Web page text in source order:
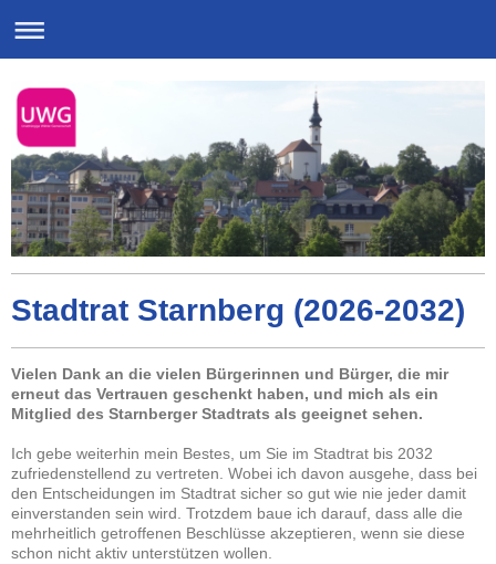
Stadtrat Starnberg (2026-2032)
Vielen Dank an die vielen Bürgerinnen und Bürger, die mir
erneut das Vertrauen geschenkt haben, und mich als ein
Mitglied des Starnberger Stadtrats als geeignet sehen.
Ich gebe weiterhin mein Bestes, um Sie im Stadtrat bis 2032
zufriedenstellend zu vertreten. Wobei ich davon ausgehe, dass bei
den Entscheidungen im Stadtrat sicher so gut wie nie jeder damit
einverstanden sein wird. Trotzdem baue ich darauf, dass alle die
mehrheitlich getroffenen Beschlüsse akzeptieren, wenn sie diese
schon nicht aktiv unterstützen wollen.